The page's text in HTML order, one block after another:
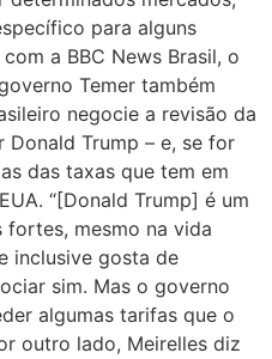
para alguns
a BBC News Brasil, o
Temer também
negocie a revisão da
Trump – e, se for
das taxas que tem em
“[Donald Trump] é um
mesmo na vida
inclusive gosta de
sim. Mas o governo
algumas tarifas que o
outro lado, Meirelles diz